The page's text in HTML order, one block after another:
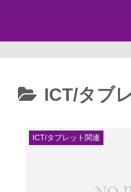
ICT/タブ
ICT/タブレット関連